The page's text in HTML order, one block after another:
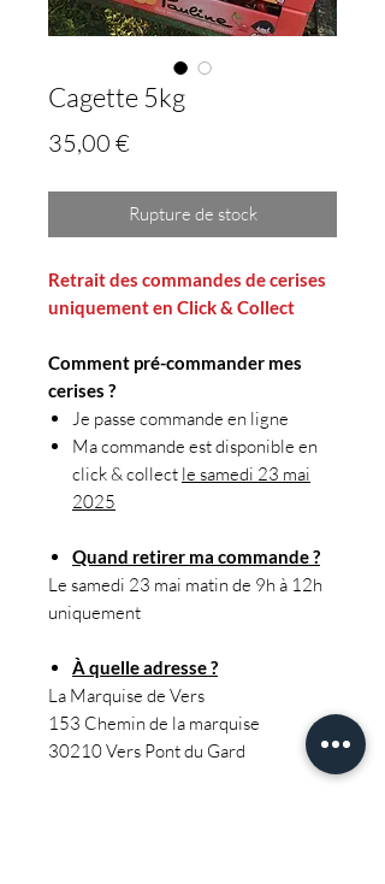
Cagette 5kg
35,00 €
Rupture de stock
Retrait des commandes de cerises
uniquement en Click & Collect
Comment pré-commander mes
cerises ?
Je passe commande en ligne
Ma commande est disponible en
click & collect le samedi 23 mai
2025
Quand retirer ma commande ?
Le samedi 23 mai matin de 9h à 12h
uniquement
À quelle adresse ?
La Marquise de Vers
153 Chemin de la marquise
30210 Vers Pont du Gard